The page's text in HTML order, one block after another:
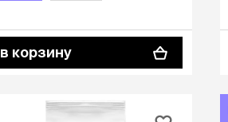
в корзину